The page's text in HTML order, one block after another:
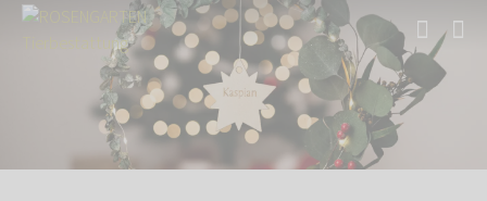
Über uns
Aktuelles
Ihrem Liebling gedenken und Gutes tun: ROSENG…